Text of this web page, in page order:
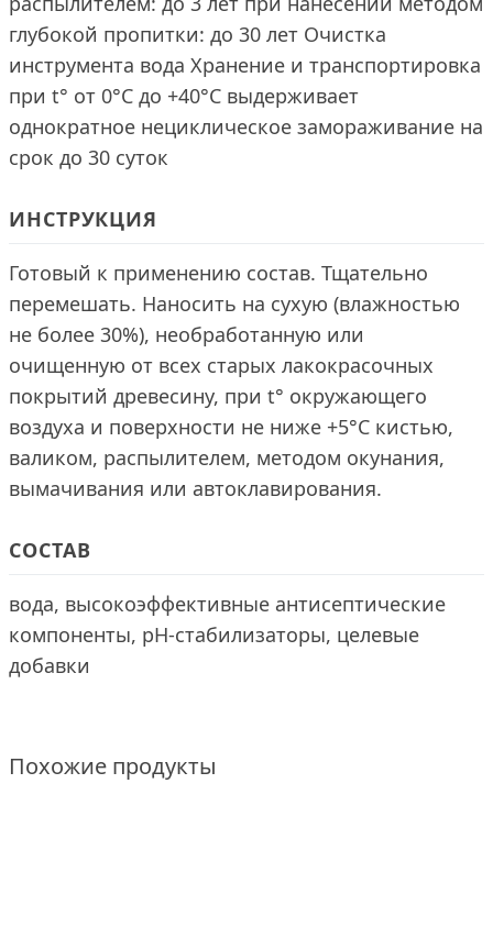
глубокой пропитки: до 30 лет Очистка
инструмента вода Хранение и транспортировка
при t° от 0°С до +40°С выдерживает
однократное нециклическое замораживание на
срок до 30 суток
ИНСТРУКЦИЯ
Готовый к применению состав. Тщательно
перемешать. Наносить на сухую (влажностью
не более 30%), необработанную или
очищенную от всех старых лакокрасочных
покрытий древесину, при t° окружающего
воздуха и поверхности не ниже +5°C кистью,
валиком, распылителем, методом окунания,
вымачивания или автоклавирования.
СОСТАВ
вода, высокоэффективные антисептические
компоненты, pH-стабилизаторы, целевые
добавки
Похожие продукты